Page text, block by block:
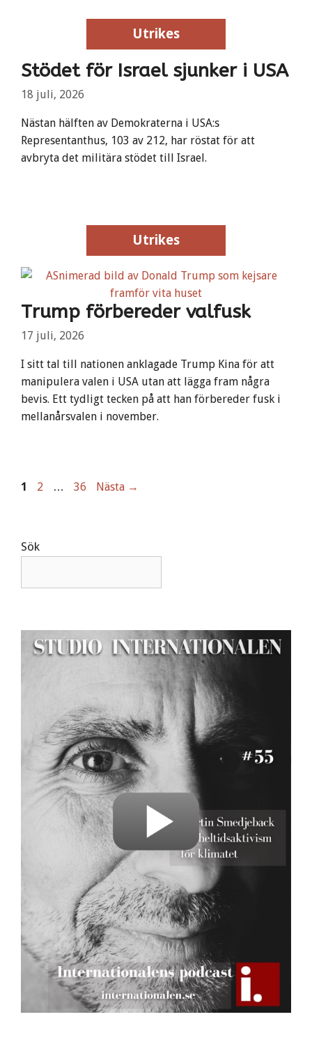
Utrikes
Utrikes
Stödet för Israel sjunker i USA
18 juli, 2026
Nästan hälften av Demokraterna i USA:s
Representanthus, 103 av 212, har röstat för att
avbryta det militära stödet till Israel.
Utrikes
Utrikes
Trump förbereder valfusk
17 juli, 2026
I sitt tal till nationen anklagade Trump Kina för att
manipulera valen i USA utan att lägga fram några
bevis. Ett tydligt tecken på att han förbereder fusk i
mellanårsvalen i november.
Sida
1 Sida
2 … Sida
36 Nästa →
Sök